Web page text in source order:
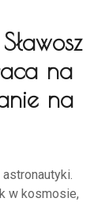
na
na
w kosmosie,